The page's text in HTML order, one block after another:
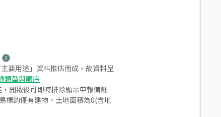
要用途」資料推估而成，故資料呈
類型與順序
開啟後可即時排除顯示申報備註
標的僅有建物、土地面積為0(含地